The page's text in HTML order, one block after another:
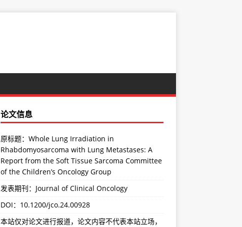
论文信息
原标题：Whole Lung Irradiation in
Rhabdomyosarcoma with Lung Metastases: A
Report from the Soft Tissue Sarcoma Committee
of the Children’s Oncology Group
发表期刊：Journal of Clinical Oncology
DOI： 10.1200/jco.24.00928
本站仅对论文进行报道，论文内容不代表本站立场，